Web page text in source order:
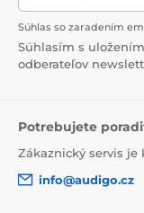
Súhlas so zaradením
Súhlasím s
odberateľov
Potrebujete
Zákaznický servis je
info@audigo.cz